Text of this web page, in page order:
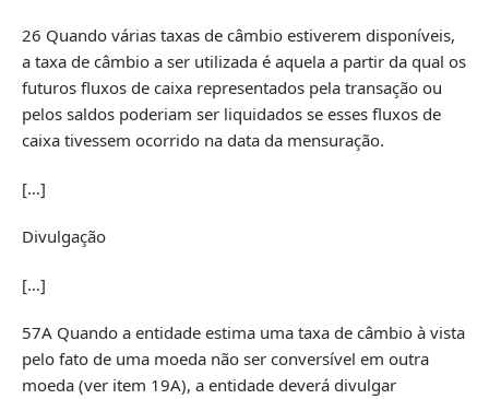
26 Quando várias taxas de câmbio estiverem disponíveis,
a taxa de câmbio a ser utilizada é aquela a partir da qual os
futuros fluxos de caixa representados pela transação ou
pelos saldos poderiam ser liquidados se esses fluxos de
caixa tivessem ocorrido na data da mensuração.
[…]
Divulgação
[…]
57A Quando a entidade estima uma taxa de câmbio à vista
pelo fato de uma moeda não ser conversível em outra
moeda (ver item 19A), a entidade deverá divulgar